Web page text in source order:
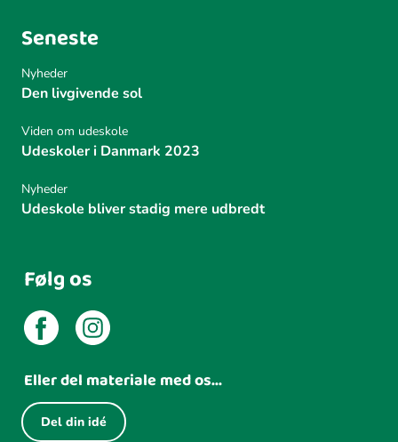
Seneste
Nyheder
Den livgivende sol
Viden om udeskole
Udeskoler i Danmark 2023
Nyheder
Udeskole bliver stadig mere udbredt
Følg os
Eller del materiale med os...
Del din idé